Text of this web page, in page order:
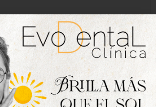
edición
trigésimo séptima edición de